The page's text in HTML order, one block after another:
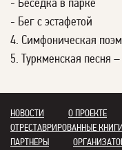
- Беседка в парке
- Бег с эстафетой
4. Симфоническая
5. Туркменская песня –
НОВОСТИ О ПРОЕКТЕ
ОТРЕСТАВРИРОВАННЫЕ КНИГИ
ПАРТНЕРЫ